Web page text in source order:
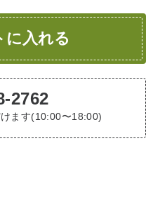
に入れる
2762
ます(10:00〜18:00)